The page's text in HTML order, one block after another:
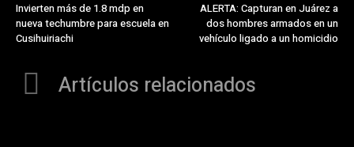
Invierten más de 1.8 mdp en
nueva techumbre para escuela en
Cusihuiriachi
ALERTA: Capturan en Juárez a
dos hombres armados en un
vehículo ligado a un homicidio
Artículos relacionados